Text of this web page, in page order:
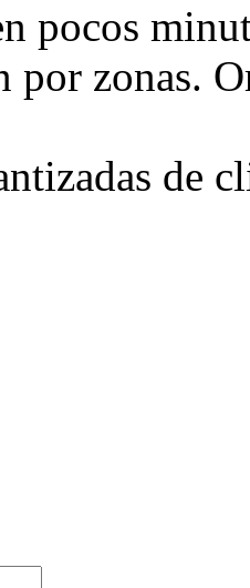
pocos
por zonas.
de